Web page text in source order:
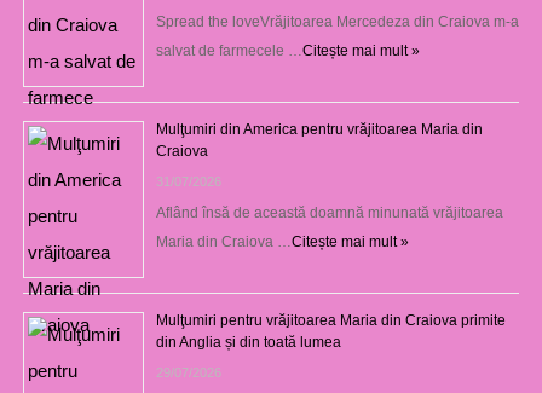
Spread the loveVrăjitoarea Mercedeza din Craiova m-a
salvat de farmecele …Citește mai mult »
Mulţumiri din America pentru vrăjitoarea Maria din
Craiova
31/07/2026
Aflând însă de această doamnă minunată vrăjitoarea
Maria din Craiova …Citește mai mult »
Mulţumiri pentru vrăjitoarea Maria din Craiova primite
din Anglia și din toată lumea
29/07/2026